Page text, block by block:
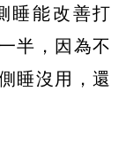
睡能改善打
半，因為不
睡沒用，還